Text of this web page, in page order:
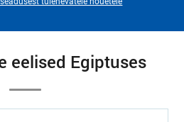
eelised Egiptuses